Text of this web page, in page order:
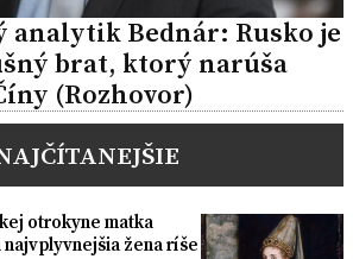
analytik Bednár: Rusko je
brat, ktorý narúša
(Rozhovor)
otrokyne matka
najvplyvnejšia žena ríše